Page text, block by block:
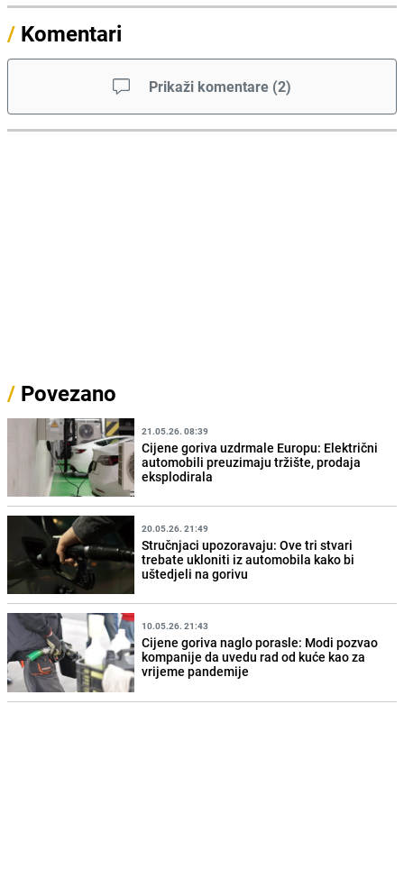
/ Komentari
Prikaži komentare (2)
/ Povezano
21.05.26. 08:39
Cijene goriva uzdrmale Europu: Električni
automobili preuzimaju tržište, prodaja
eksplodirala
20.05.26. 21:49
Stručnjaci upozoravaju: Ove tri stvari
trebate ukloniti iz automobila kako bi
uštedjeli na gorivu
10.05.26. 21:43
Cijene goriva naglo porasle: Modi pozvao
kompanije da uvedu rad od kuće kao za
vrijeme pandemije